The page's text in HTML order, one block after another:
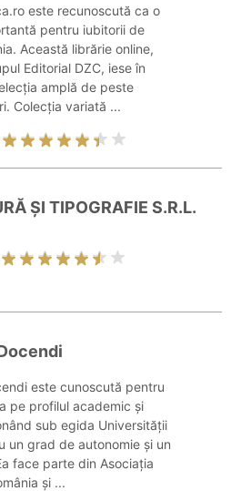
este recunoscută ca o
pentru iubitorii de
Această librărie online,
Editorial DZC, iese în
amplă de peste
Colecția variată ...
ŞI TIPOGRAFIE S.R.L.
este cunoscută pentru
pe profilul academic și
sub egida Universității
un grad de autonomie și un
face parte din Asociația
și ...